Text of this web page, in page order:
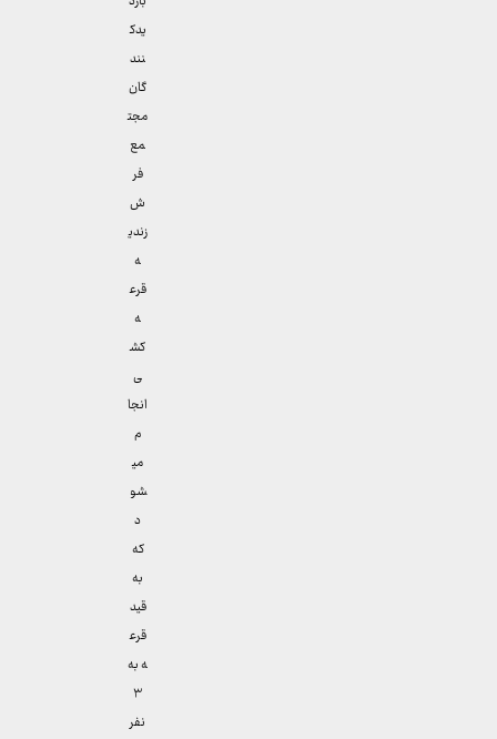
یدک
نند
گان
مجت
مع
فر
ش
زندی
ه
قرع
ه
کش
ی
انجا
م
می
شو
د
که
به
قید
قرع
ه به
۳
نفر